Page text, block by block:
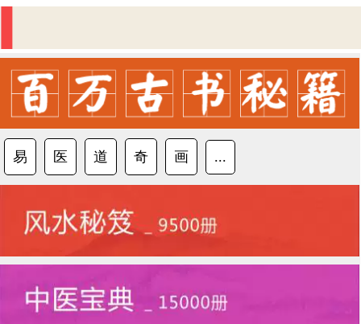
易 医 道 奇 画 ...